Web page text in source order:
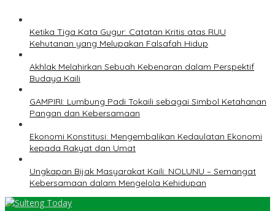
Ketika Tiga Kata Gugur: Catatan Kritis atas RUU
Kehutanan yang Melupakan Falsafah Hidup
Akhlak Melahirkan Sebuah Kebenaran dalam Perspektif
Budaya Kaili
GAMPIRI: Lumbung Padi Tokaili sebagai Simbol Ketahanan
Pangan dan Kebersamaan
Ekonomi Konstitusi: Mengembalikan Kedaulatan Ekonomi
kepada Rakyat dan Umat
Ungkapan Bijak Masyarakat Kaili: NOLUNU – Semangat
Kebersamaan dalam Mengelola Kehidupan